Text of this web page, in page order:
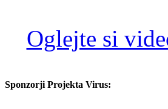
Oglejte si
Sponzorji Projekta Virus: